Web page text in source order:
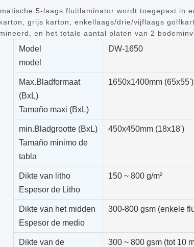
5-laags fluitlaminator wordt toegepast in
grijs karton, enkellaags/drie/vijflaags
en het totale aantal platen van 2
Model
model
DW-1650
Max.Bladformaat
(BxL)
Tamaño maxi (BxL)
1650x1400mm (65x55')
min.Bladgrootte (BxL)
Tamaño minimo de
tabla
450x450mm (18x18')
Dikte van litho
Espesor de Litho
150 ~ 800 g/m²
Dikte van het midden
Espesor de medio
300-800 gsm (enkele
Dikte van de
300 ~ 800 gsm (tot 10